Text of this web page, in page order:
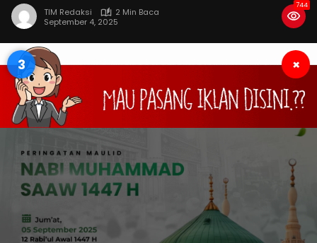
TIM Redaksi
2 Min Baca
September 4, 2025
744
2 ×